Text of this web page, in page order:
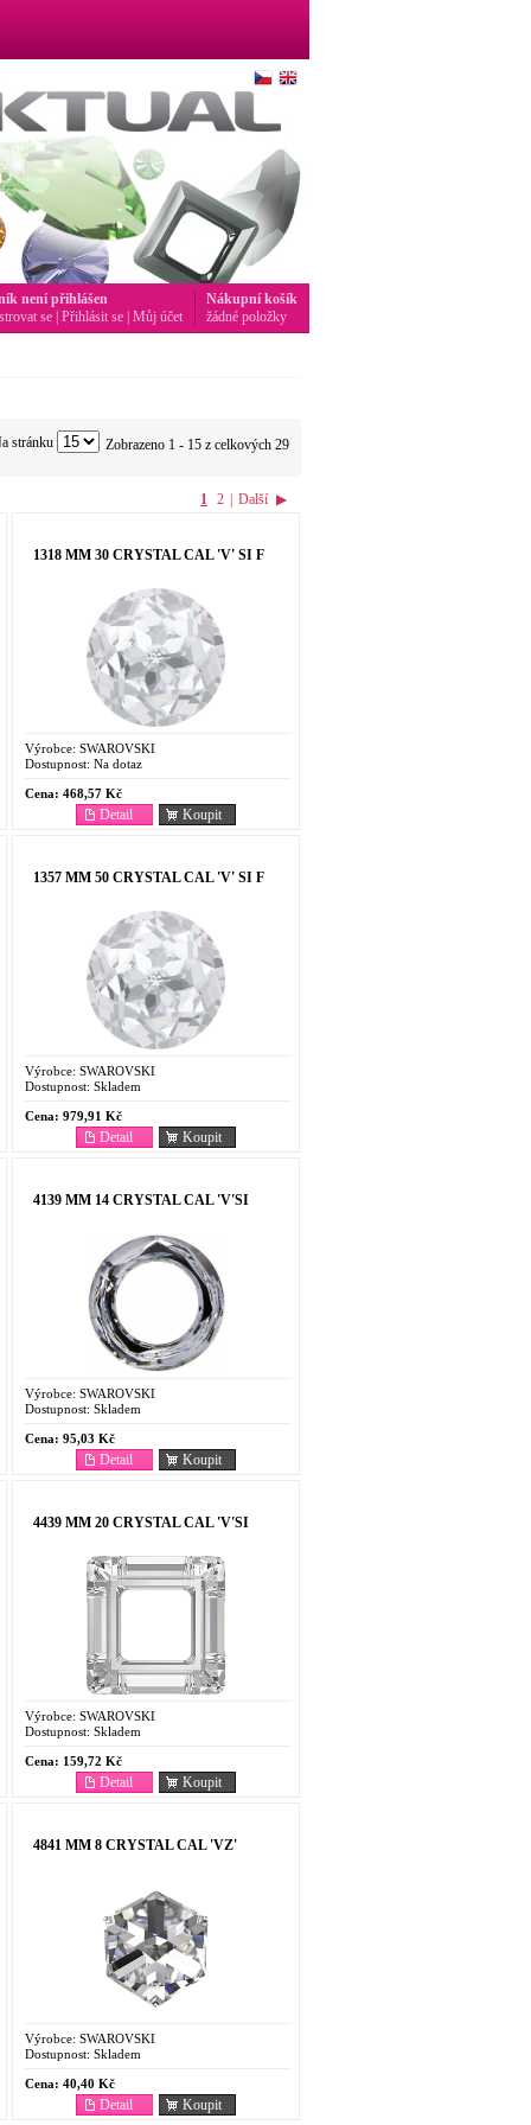
Zobrazeno 1 - 15 z celkových 29
stránku
1 2 | Další ▶
1318 MM 30 CRYSTAL CAL 'V' SI F
Výrobce: SWAROVSKI
Dostupnost: Na dotaz
Cena: 468,57 Kč
Koupit
Detail
1357 MM 50 CRYSTAL CAL 'V' SI F
Výrobce: SWAROVSKI
Dostupnost: Skladem
Cena: 979,91 Kč
Koupit
Detail
4139 MM 14 CRYSTAL CAL 'V'SI
Výrobce: SWAROVSKI
Dostupnost: Skladem
Cena: 95,03 Kč
Koupit
Detail
4439 MM 20 CRYSTAL CAL 'V'SI
Výrobce: SWAROVSKI
Dostupnost: Skladem
Cena: 159,72 Kč
Koupit
Detail
4841 MM 8 CRYSTAL CAL 'VZ'
Výrobce: SWAROVSKI
Dostupnost: Skladem
Cena: 40,40 Kč
Koupit
Detail
Nákupní košík
žádné položky
není přihlášen
se Přihlásit se Můj účet